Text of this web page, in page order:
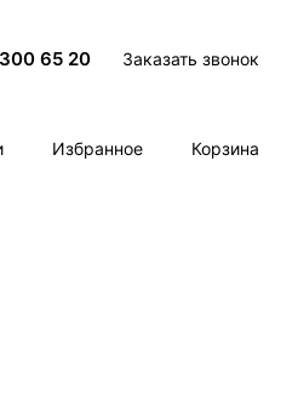
65 20 Заказать звонок
Избранное Корзина